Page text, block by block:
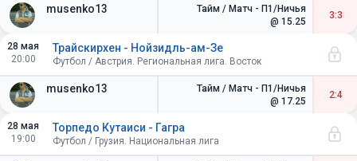
musenko13
Тайм / Матч - П1/Ничья
@ 15.25
3:3
28 мая
20:00
musenko13
Трайскирхен - Нойзидль-ам-Зе
Футбол / Австрия. Региональная лига. Восток
Тайм / Матч - П1/Ничья
@ 17.25
2:4
28 мая
19:00
Торпедо Кутаиси - Гагра
Футбол / Грузия. Национальная лига